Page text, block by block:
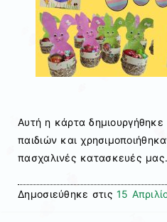
Αυτή η κάρτα
παιδιών και
πασχαλινές κατασκευές μας.
Δημοσιεύθηκε στις 15